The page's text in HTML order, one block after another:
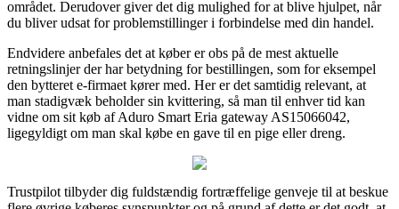
området. Derudover giver det dig mulighed for at blive hjulpet, når
du bliver udsat for problemstillinger i forbindelse med din handel.
Endvidere anbefales det at køber er obs på de mest aktuelle
retningslinjer der har betydning for bestillingen, som for eksempel
den bytteret e-firmaet kører med. Her er det samtidig relevant, at
man stadigvæk beholder sin kvittering, så man til enhver tid kan
vidne om sit køb af Aduro Smart Eria gateway AS15066042,
ligegyldigt om man skal købe en gave til en pige eller dreng.
Trustpilot tilbyder dig fuldstændig fortræffelige genveje til at beskue